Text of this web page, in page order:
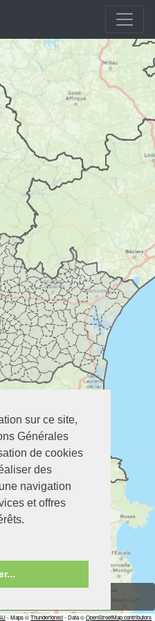
sur ce site,
Générales
de cookies
des
navigation
et offres
- Maps ©Thunderforest- Data ©OpenStreetMap contributors